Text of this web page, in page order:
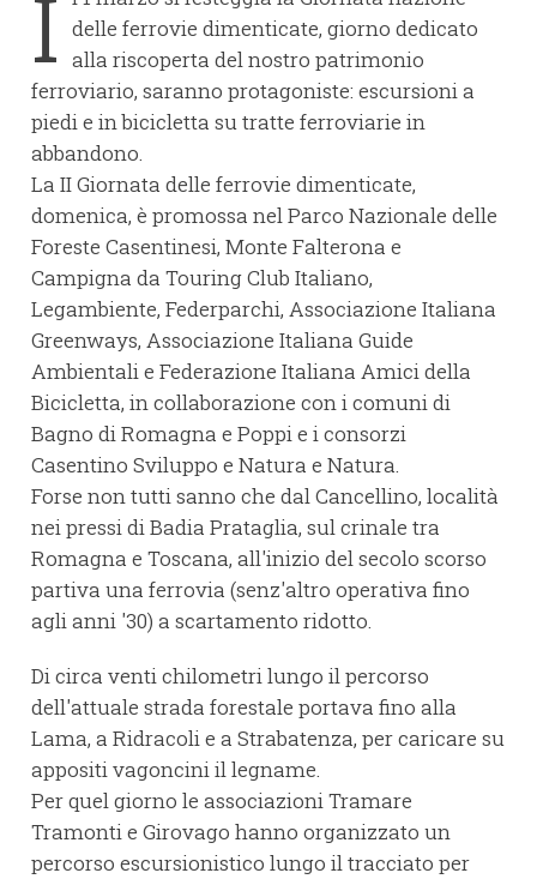
I delle ferrovie dimenticate, giorno dedicato
alla riscoperta del nostro patrimonio
ferroviario, saranno protagoniste: escursioni a
piedi e in bicicletta su tratte ferroviarie in
abbandono.
La II Giornata delle ferrovie dimenticate,
domenica, è promossa nel Parco Nazionale delle
Foreste Casentinesi, Monte Falterona e
Campigna da Touring Club Italiano,
Legambiente, Federparchi, Associazione Italiana
Greenways, Associazione Italiana Guide
Ambientali e Federazione Italiana Amici della
Bicicletta, in collaborazione con i comuni di
Bagno di Romagna e Poppi e i consorzi
Casentino Sviluppo e Natura e Natura.
Forse non tutti sanno che dal Cancellino, località
nei pressi di Badia Prataglia, sul crinale tra
Romagna e Toscana, all'inizio del secolo scorso
partiva una ferrovia (senz'altro operativa fino
agli anni '30) a scartamento ridotto.
Di circa venti chilometri lungo il percorso
dell'attuale strada forestale portava fino alla
Lama, a Ridracoli e a Strabatenza, per caricare su
appositi vagoncini il legname.
Per quel giorno le associazioni Tramare
Tramonti e Girovago hanno organizzato un
percorso escursionistico lungo il tracciato per